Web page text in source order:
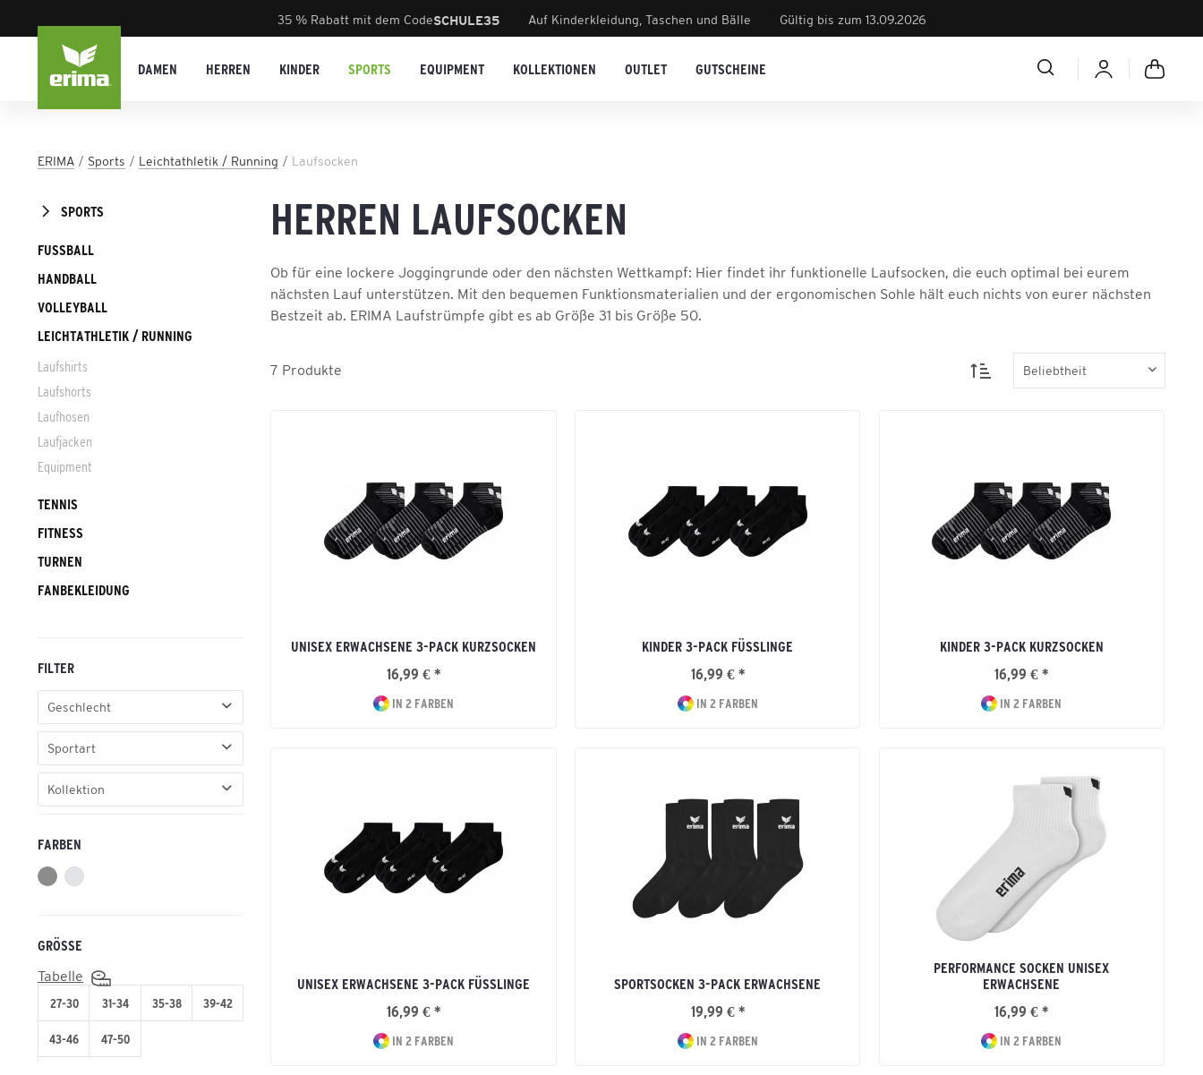
35 % Rabatt mit dem CodeSCHULE35 Auf Kinderkleidung, Taschen und Bälle Gültig bis zum 13.09.2026
DAMEN HERREN KINDER SPORTS EQUIPMENT KOLLEKTIONEN OUTLET GUTSCHEINE
ERIMA Sports Leichtathletik / Running Laufsocken
SPORTS
FUSSBALL
HANDBALL
VOLLEYBALL
LEICHTATHLETIK / RUNNING
Laufshirts
Laufshorts
Laufhosen
Laufjacken
Equipment
TENNIS
FITNESS
TURNEN
FANBEKLEIDUNG
FILTER
Geschlecht
Kinder
Unisex Erwachsene
Sportart
Fußball
Leichtathletik
Running
Kollektion
FARBEN
GRÖSSE
Tabelle
27-30 31-34 35-38 39-42
43-46 47-50
HERREN LAUFSOCKEN
Ob für eine lockere Joggingrunde oder den nächsten Wettkampf: Hier findet ihr funktionelle Laufsocken, die euch optimal bei eurem
nächsten Lauf unterstützen. Mit den bequemen Funktionsmaterialien und der ergonomischen Sohle hält euch nichts von eurer nächsten
Bestzeit ab. ERIMA Laufstrümpfe gibt es ab Größe 31 bis Größe 50.
7 Produkte
UNISEX ERWACHSENE 3-PACK KURZSOCKEN
16,99 € *
IN 2 FARBEN
KINDER 3-PACK FÜSSLINGE
16,99 € *
IN 2 FARBEN
KINDER 3-PACK KURZSOCKEN
16,99 € *
IN 2 FARBEN
UNISEX ERWACHSENE 3-PACK FÜSSLINGE
16,99 € *
IN 2 FARBEN
SPORTSOCKEN 3-PACK ERWACHSENE
19,99 € *
IN 2 FARBEN
PERFORMANCE SOCKEN UNISEX
ERWACHSENE
16,99 € *
IN 2 FARBEN